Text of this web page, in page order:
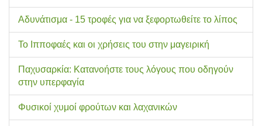
Αδυνάτισμα - 15 τροφές για να ξεφορτωθείτε το λίπος
Το Ιπποφαές και οι χρήσεις του στην μαγειρική
Παχυσαρκία: Κατανοήστε τους λόγους που οδηγούν
στην υπερφαγία
Φυσικοί χυμοί φρούτων και λαχανικών